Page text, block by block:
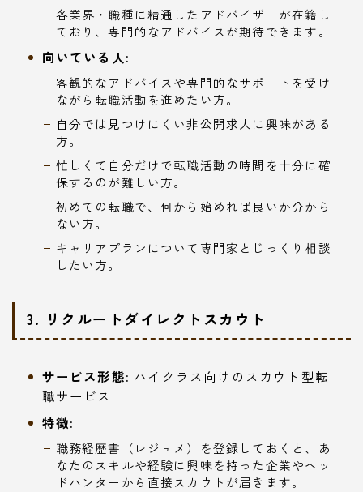
各業界・職種に精通したアドバイザーが在籍し
ており、専門的なアドバイスが期待できます。
向いている人:
客観的なアドバイスや専門的なサポートを受け
ながら転職活動を進めたい方。
自分では見つけにくい非公開求人に興味がある
方。
忙しくて自分だけで転職活動の時間を十分に確
保するのが難しい方。
初めての転職で、何から始めれば良いか分から
ない方。
キャリアプランについて専門家とじっくり相談
したい方。
3. リクルートダイレクトスカウト
サービス形態: ハイクラス向けのスカウト型転
職サービス
特徴:
職務経歴書（レジュメ）を登録しておくと、あ
なたのスキルや経験に興味を持った企業やヘッ
ドハンターから直接スカウトが届きます。